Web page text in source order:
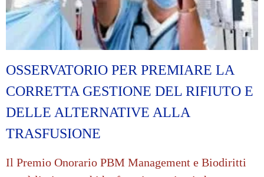
OSSERVATORIO PER PREMIARE LA
CORRETTA GESTIONE DEL RIFIUTO E
DELLE ALTERNATIVE ALLA
TRASFUSIONE
Il Premio Onorario PBM Management e Biodiritti